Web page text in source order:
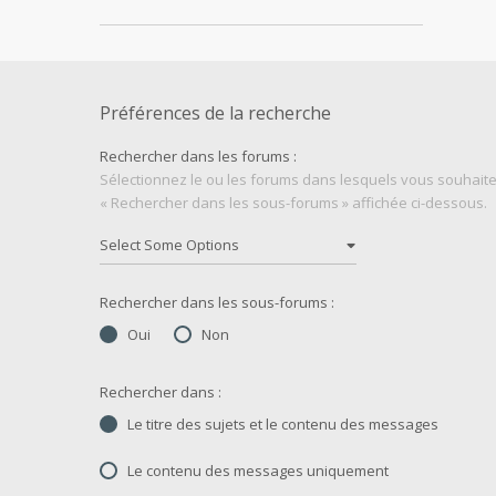
Préférences de la recherche
Rechercher dans les forums :
Sélectionnez le ou les forums dans lesquels vous
« Rechercher dans les sous-forums » affichée ci-dessous.
Rechercher dans les sous-forums :
Oui
Non
Rechercher dans :
Le titre des sujets et le contenu des messages
Le contenu des messages uniquement